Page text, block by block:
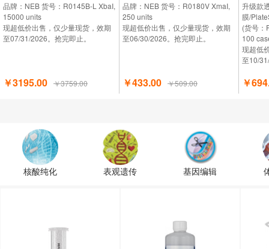
品牌：NEB 货号：R0145B-L XbaI,
15000 units
现超低价出售，仅少量现货，效期
至07/31/2026。抢完即止。
￥3195.00 ￥3759.00
品牌：NEB 货号：R0180V XmaI,
250 units
现超低价出售，仅少量现货，效期
至06/30/2026。抢完即止。
￥433.00 ￥509.00
升级款
膜/
(货号：
100
现超低
至10/
￥
核酸纯化 表观遗传 基因编辑